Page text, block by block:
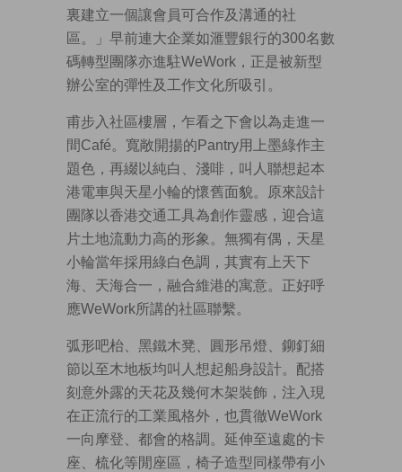
裏建立一個讓會員可合作及溝通的社
區。」早前連大企業如滙豐銀行的300名數
碼轉型團隊亦進駐WeWork，正是被新型
辦公室的彈性及工作文化所吸引。
甫步入社區樓層，乍看之下會以為走進一
間Café。寬敞開揚的Pantry用上墨綠作主
題色，再綴以純白、淺啡，叫人聯想起本
港電車與天星小輪的懷舊面貌。原來設計
團隊以香港交通工具為創作靈感，迎合這
片土地流動力高的形象。無獨有偶，天星
小輪當年採用綠白色調，其實有上天下
海、天海合一，融合維港的寓意。正好呼
應WeWork所講的社區聯繫。
弧形吧枱、黑鐵木凳、圓形吊燈、鉚釘細
節以至木地板均叫人想起船身設計。配搭
刻意外露的天花及幾何木架裝飾，注入現
在正流行的工業風格外，也貫徹WeWork
一向摩登、都會的格調。延伸至遠處的卡
座、梳化等閒座區，椅子造型同樣帶有小